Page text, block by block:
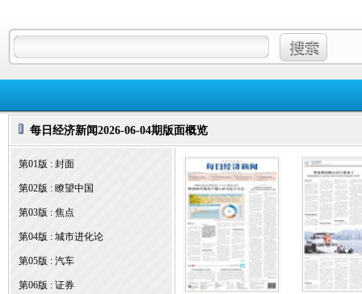
每日经济新闻2026-06-04期版面概览
第01版 : 封面
第02版 : 瞭望中国
第03版 : 焦点
第04版 : 城市进化论
第05版 : 汽车
第06版 : 证券